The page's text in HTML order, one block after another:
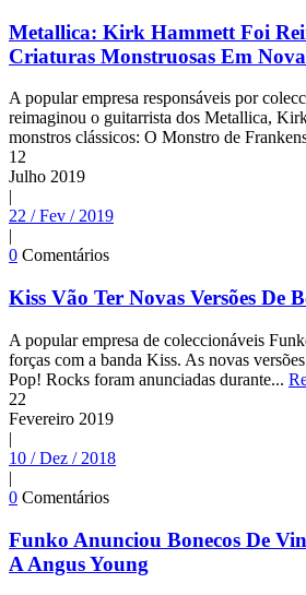
Metallica: Kirk Hammett Foi
Criaturas Monstruosas Em
A popular empresa responsáveis por
reimaginou o guitarrista dos Metallica,
monstros clássicos: O Monstro de
12
Julho 2019
|
22 / Fev / 2019
|
0 Comentários
Kiss Vão Ter Novas Versões De
A popular empresa de coleccionáveis
forças com a banda Kiss. As novas
Pop! Rocks foram anunciadas durante...
22
Fevereiro 2019
|
10 / Dez / 2018
|
0 Comentários
Funko Anunciou Bonecos De
A Angus Young